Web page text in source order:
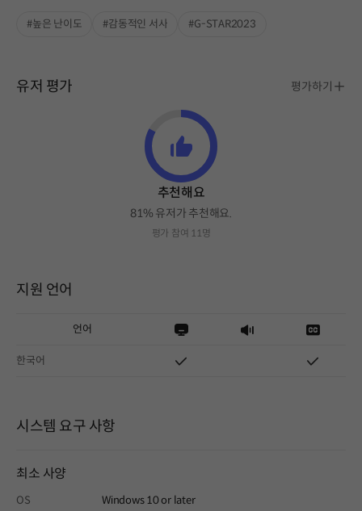
#높은 난이도 #감동적인 서사 #G-STAR2023
유저 평가 평가하기
추천해요
81% 유저가 추천해요.
평가 참여 11명
지원 언어
언어
한국어
시스템 요구 사항
최소 사양
OS
Windows 10 or later